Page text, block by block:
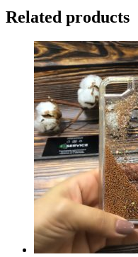
Related products